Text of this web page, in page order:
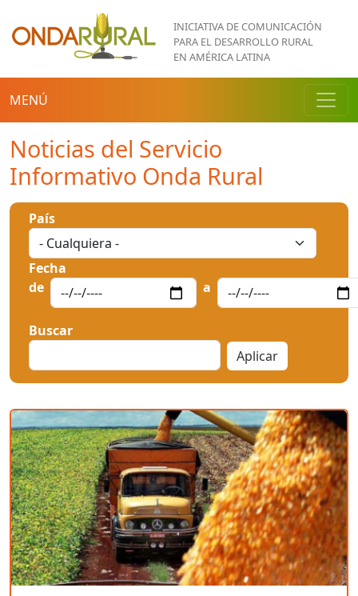
Pasar al contenido principal
INICIATIVA DE COMUNICACIÓN
PARA EL DESARROLLO RURAL
EN AMÉRICA LATINA
MENÚ
Noticias del Servicio
Informativo Onda Rural
País
Fecha
de Fecha a Fecha
Buscar
Aplicar